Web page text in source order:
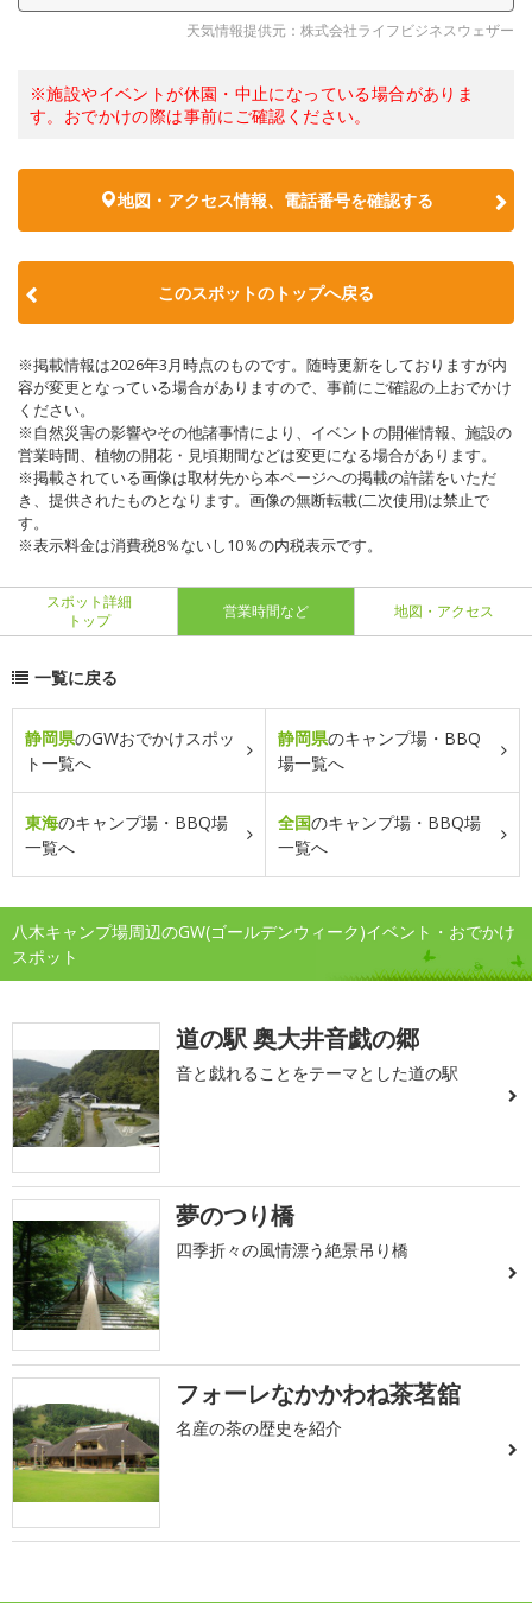
天気情報提供元：株式会社ライフビジネスウェザー
※施設やイベントが休園・中止になっている場合がありま
す。おでかけの際は事前にご確認ください。
地図・アクセス情報、電話番号を確認する
このスポットのトップへ戻る
※掲載情報は2026年3月時点のものです。随時更新をしておりますが内
容が変更となっている場合がありますので、事前にご確認の上おでかけ
ください。
※自然災害の影響やその他諸事情により、イベントの開催情報、施設の
営業時間、植物の開花・見頃期間などは変更になる場合があります。
※掲載されている画像は取材先から本ページへの掲載の許諾をいただ
き、提供されたものとなります。画像の無断転載(二次使用)は禁止で
す。
※表示料金は消費税8％ないし10％の内税表示です。
スポット詳細
トップ
営業時間など 地図・アクセス
一覧に戻る
静岡県のGWおでかけスポッ
ト一覧へ
静岡県のキャンプ場・BBQ
場一覧へ
東海のキャンプ場・BBQ場
一覧へ
全国のキャンプ場・BBQ場
一覧へ
八木キャンプ場周辺のGW(ゴールデンウィーク)イベント・おでかけ
スポット
道の駅 奥大井音戯の郷
音と戯れることをテーマとした道の駅
夢のつり橋
四季折々の風情漂う絶景吊り橋
フォーレなかかわね茶茗舘
名産の茶の歴史を紹介